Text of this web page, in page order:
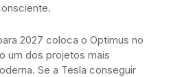
2027 coloca o Optimus no
um dos projetos mais
Se a Tesla conseguir